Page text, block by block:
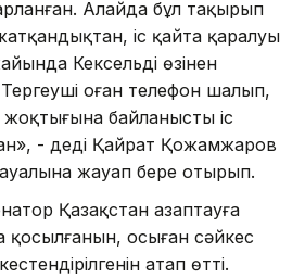
Алайда бұл тақырып
іс қайта қаралуы
Кексельдің өзінен
оған телефон шалып,
байланысты іс
- деді Қайрат Қожамжаров
жауап бере отырып.
Қазақстан азаптауға
қосылғанын, осыған сәйкес
атап өтті.